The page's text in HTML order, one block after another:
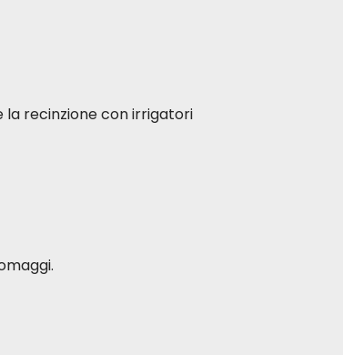
recinzione con irrigatori